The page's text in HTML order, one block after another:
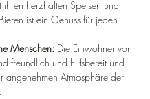
ihren herzhaften Speisen und
ist ein Genuss für jeden
Menschen: Die Einwohner von
freundlich und hilfsbereit und
angenehmen Atmosphäre der